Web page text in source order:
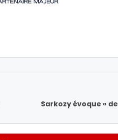
Sarkozy évoque «